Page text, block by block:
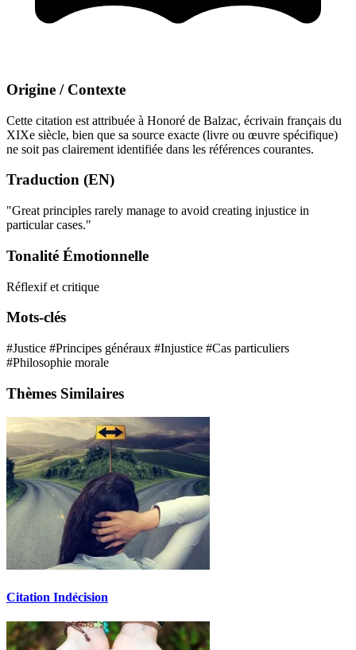
Origine / Contexte
Cette citation est attribuée à Honoré de Balzac, écrivain français du
XIXe siècle, bien que sa source exacte (livre ou œuvre spécifique)
ne soit pas clairement identifiée dans les références courantes.
Traduction (EN)
"Great principles rarely manage to avoid creating injustice in
particular cases."
Tonalité Émotionnelle
Réflexif et critique
Mots-clés
#Justice #Principes généraux #Injustice #Cas particuliers
#Philosophie morale
Thèmes Similaires
Citation Indécision